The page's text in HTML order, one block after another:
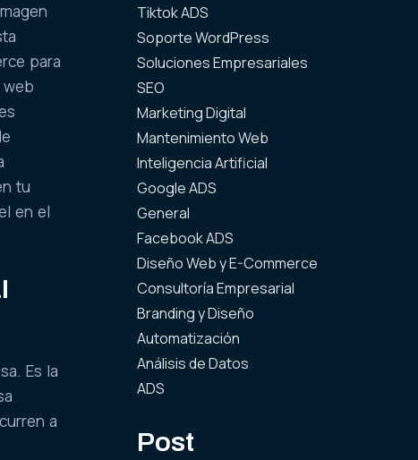
para
tu
en el
Es la
a
Tiktok ADS
Soporte WordPress
Soluciones Empresariales
SEO
Marketing Digital
Mantenimiento Web
Inteligencia Artificial
Google ADS
General
Facebook ADS
Diseño Web y E-Commerce
Consultoría Empresarial
Branding y Diseño
Automatización
Análisis de Datos
ADS
Post